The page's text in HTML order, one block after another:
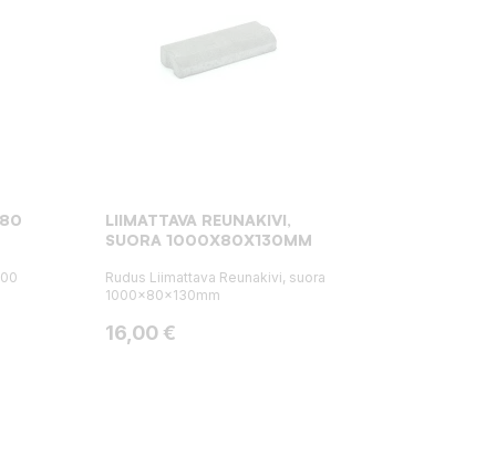
LIIMATTAVA REUNAKIVI,
SUORA 1000X80X130MM
Rudus Liimattava Reunakivi, suora
1000x80x130mm
Hinta
16,00 €